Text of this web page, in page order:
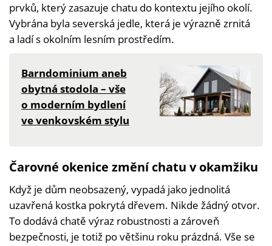
prvků, který zasazuje chatu do kontextu jejího okolí.
Vybrána byla severská jedle, která je výrazně zrnitá
a ladí s okolním lesním prostředím.
Barndominium aneb
obytná stodola – vše
o moderním bydlení
ve venkovském stylu
Čarovné okenice změní chatu v okamžiku
Když je dům neobsazený, vypadá jako jednolitá
uzavřená kostka pokrytá dřevem. Nikde žádný otvor.
To dodává chatě výraz robustnosti a zároveň
bezpečnosti, je totiž po většinu roku prázdná. Vše se